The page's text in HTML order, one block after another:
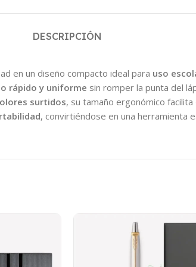
DESCRIPCIÓN
en un diseño compacto ideal para uso
rápido y uniforme sin romper la punta del
surtidos, su tamaño ergonómico
, convirtiéndose en una herramienta